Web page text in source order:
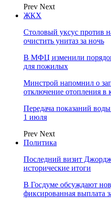
Prev Next
ЖКХ
Столовый уксус против
очистить унитаз за ночь
В МФЦ изменили
для пожилых
Минстрой напомнил о
отключение отопления в
Передача показаний
1 июля
Prev Next
Политика
Последний визит
исторические итоги
В Госдуме обсуждают
фиксированная выплата